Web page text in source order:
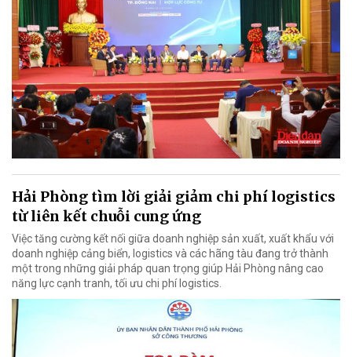
Hải Phòng tìm lời giải giảm chi phí logistics
từ liên kết chuỗi cung ứng
Việc tăng cường kết nối giữa doanh nghiệp sản xuất, xuất khẩu với
doanh nghiệp cảng biển, logistics và các hãng tàu đang trở thành
một trong những giải pháp quan trọng giúp Hải Phòng nâng cao
năng lực cạnh tranh, tối ưu chi phí logistics.